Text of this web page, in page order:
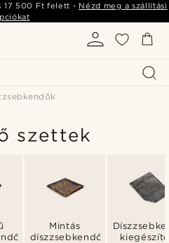
17 500 Ft felett - Nézd meg a szállítási
szettek
Mintás
díszzsebkendők